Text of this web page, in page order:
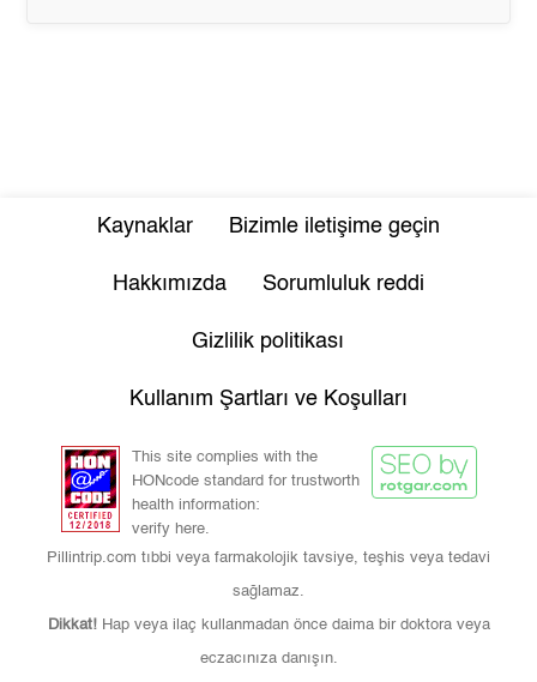
Kaynaklar Bizimle iletişime geçin
Hakkımızda Sorumluluk reddi
Gizlilik politikası
Kullanım Şartları ve Koşulları
This site complies with the
HONcode standard for trustworth
health information:
verify here.
Pillintrip.com tıbbi veya farmakolojik tavsiye, teşhis veya tedavi
sağlamaz.
Dikkat! Hap veya ilaç kullanmadan önce daima bir doktora veya
eczacınıza danışın.